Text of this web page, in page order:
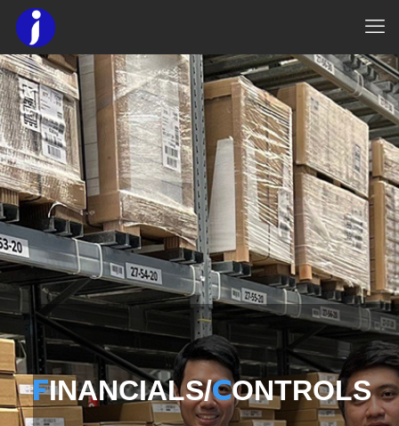
FINANCIALS/CONTROLS